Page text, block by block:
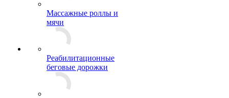
Массажные роллы и
мячи
Реабилитационные
беговые дорожки